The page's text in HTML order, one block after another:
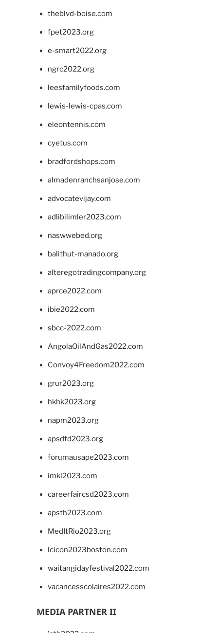
theblvd-boise.com
fpet2023.org
e-smart2022.org
ngrc2022.org
leesfamilyfoods.com
lewis-lewis-cpas.com
eleontennis.com
cyetus.com
bradfordshops.com
almadenranchsanjose.com
advocatevijay.com
adlibilimler2023.com
naswwebed.org
balithut-manado.org
alteregotradingcompany.org
aprce2022.com
ibie2022.com
sbcc-2022.com
AngolaOilAndGas2022.com
Convoy4Freedom2022.com
grur2023.org
hkhk2023.org
napm2023.org
apsdfd2023.org
forumausape2023.com
imkl2023.com
careerfaircsd2023.com
apsth2023.com
MedItRio2023.org
lcicon2023boston.com
waitangidayfestival2022.com
vacancesscolaires2022.com
MEDIA PARTNER II